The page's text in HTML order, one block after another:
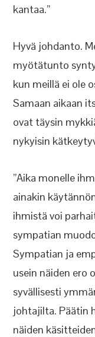
kantaa.”
Hyvä johdanto.
myötätunto
kun meillä ei ole
Samaan aikaan
ovat täysin
nykyisin
”Aika monelle
ainakin
ihmistä voi
sympatian
Sympatian ja
usein näiden ero
syvällisesti
johtajilta. Päätin
näiden